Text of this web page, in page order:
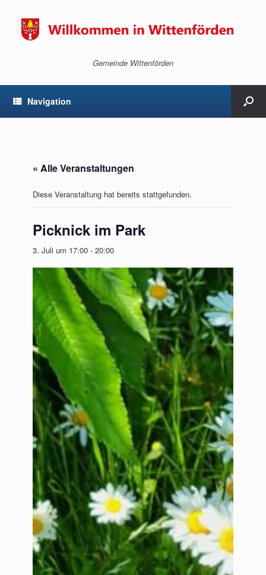
Gemeinde Wittenförden
Navigation
« Alle Veranstaltungen
Diese Veranstaltung hat bereits stattgefunden.
Picknick im Park
3. Juli um 17:00 - 20:00